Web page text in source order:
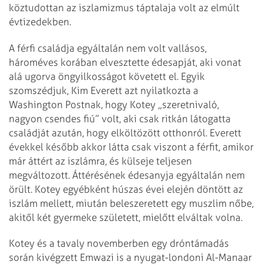
köztudottan az iszlamizmus táptalaja volt az elmúlt
évtizedekben.
A férfi családja egyáltalán nem volt vallásos,
hároméves korában elvesztette édesapját, aki vonat
alá ugorva öngyilkosságot követett el. Egyik
szomszédjuk, Kim Everett azt nyilatkozta a
Washington Postnak, hogy Kotey „szeretnivaló,
nagyon csendes fiú” volt, aki csak ritkán látogatta
családját azután, hogy elköltözött otthonról. Everett
évekkel később akkor látta csak viszont a férfit, amikor
már áttért az iszlámra, és külseje teljesen
megváltozott. Áttérésének édesanyja egyáltalán nem
örült. Kotey egyébként húszas évei elején döntött az
iszlám mellett, miután beleszeretett egy muszlim nőbe,
akitől két gyermeke született, mielőtt elváltak volna.
Kotey és a tavaly novemberben egy dróntámadás
során kivégzett Emwazi is a nyugat-londoni Al-Manaar